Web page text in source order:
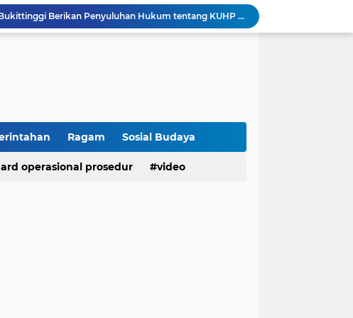
Sikum Polresta Bukittinggi Berikan Penyuluhan Hukum tentang KUHP Terbaru di Akfar Imam Bonjol
Wakapolsek Baso Jadi Narasumber Penyuluhan Bahaya Penyalahgunaan Narkoba di SMPN 1 Baso
Polresta Bukittinggi Gelar Upacara Sertijab Sejumlah Pejabat dan laporan Kenaikan Pangkat Pengabdian
Ragam Sosial Budaya
operasional prosedur video